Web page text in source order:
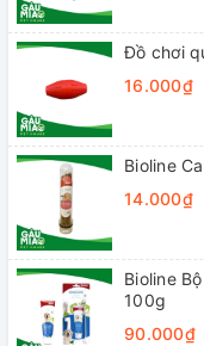
Đồ chơi
16.000₫
Bioline
14.000₫
Bioline
100g
90.000₫